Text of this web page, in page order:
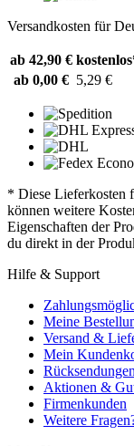
Versandkosten für
ab 42,90 €
ab 0,00 € 5,29 €
* Diese Lieferkosten
können weitere
Eigenschaften der
du direkt in der
Hilfe & Support
Meine
Versand &
Mein
Aktionen &
Firmenkunden
Weitere